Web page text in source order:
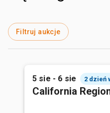
Filtruj aukcje
5 sie - 6 sie 2 dzień
California